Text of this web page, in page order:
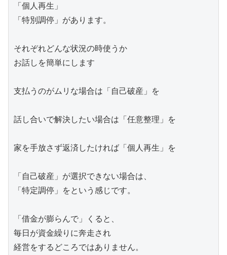
「個人再生」
「特別調停」があります。
それぞれどんな状況の時使うか
お話しを簡単にします
支払うのがムリな場合は「自己破産」を
話し合いで解決したい場合は「任意整理」を
家を手放さず返済したければ「個人再生」を
「自己破産」が選択できない場合は、
「特定調停」をという感じです。
「借金が膨らんで」くると、
毎日が資金繰りに奔走され
経営をするどころではありません。